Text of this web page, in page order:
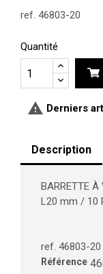
ref. 46803-20
Quantité
 Derniers
Description
BARRETTE
L20 mm / 10
ref. 46803-20
Référence